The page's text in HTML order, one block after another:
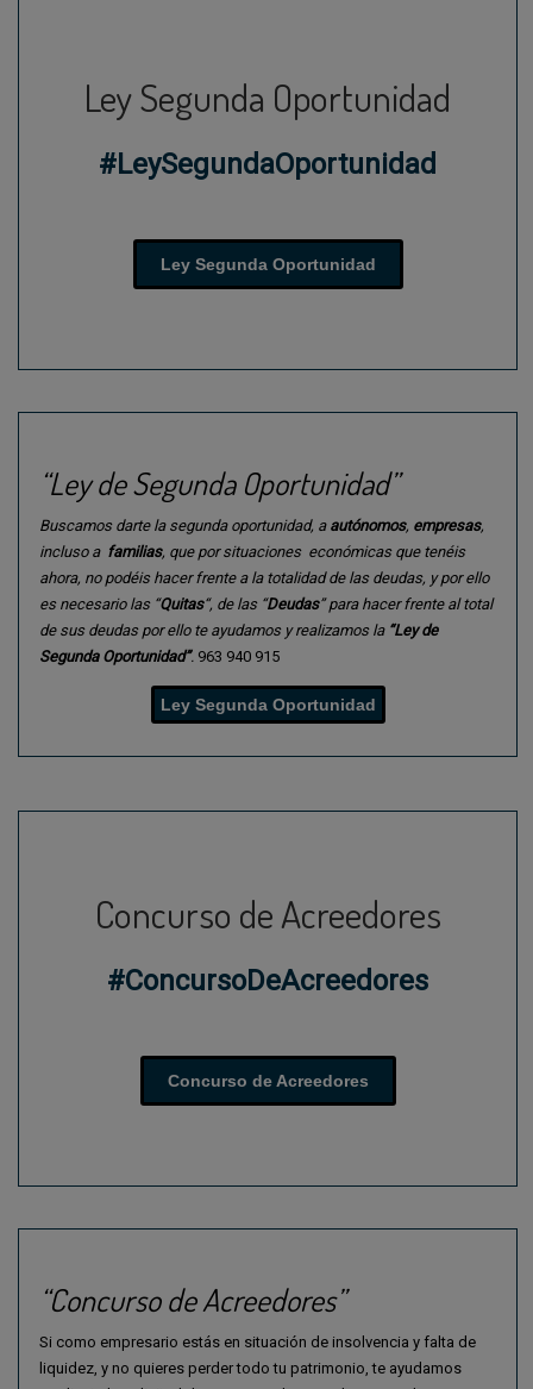
Ley Segunda Oportunidad
#LeySegundaOportunidad
Ley Segunda Oportunidad
“Ley de Segunda Oportunidad”
Buscamos darte la segunda oportunidad, a autónomos, empresas,
incluso a familias, que por situaciones económicas que tenéis
ahora, no podéis hacer frente a la totalidad de las deudas, y por ello
es necesario las “Quitas“, de las “Deudas” para hacer frente al total
de sus deudas por ello te ayudamos y realizamos la “Ley de
Segunda Oportunidad”. 963 940 915
Ley Segunda Oportunidad
Concurso de Acreedores
#ConcursoDeAcreedores
Concurso de Acreedores
“Concurso de Acreedores”
Si como empresario estás en situación de insolvencia y falta de
liquidez, y no quieres perder todo tu patrimonio, te ayudamos